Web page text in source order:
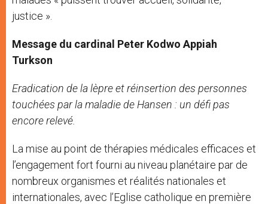
justice ».
Message du cardinal Peter Kodwo Appiah
Turkson
Eradication de la lèpre et réinsertion des personnes
touchées par la maladie de Hansen : un défi pas
encore relevé.
La mise au point de thérapies médicales efficaces et
l’engagement fort fourni au niveau planétaire par de
nombreux organismes et réalités nationales et
internationales, avec l’Eglise catholique en première